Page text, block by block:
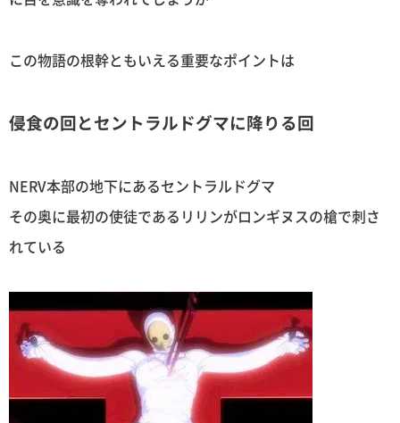
この物語の根幹ともいえる重要なポイントは
侵食の回とセントラルドグマに降りる回
NERV本部の地下にあるセントラルドグマ
その奥に最初の使徒であるリリンがロンギヌスの槍で刺さ
れている